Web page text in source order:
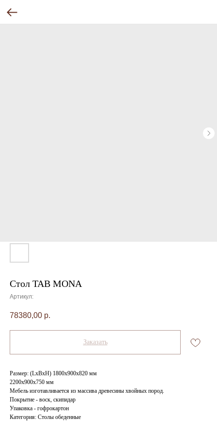
Стол TAB MONA
Артикул:
78380,00 р.
Заказать
Размер: (LхBхH) 1800х900х820 мм
2200х900х750 мм
Мебель изготавливается из массива древесины хвойных пород.
Покрытие - воск, скипидар
Упаковка - гофрокартон
Категория: Столы обеденные